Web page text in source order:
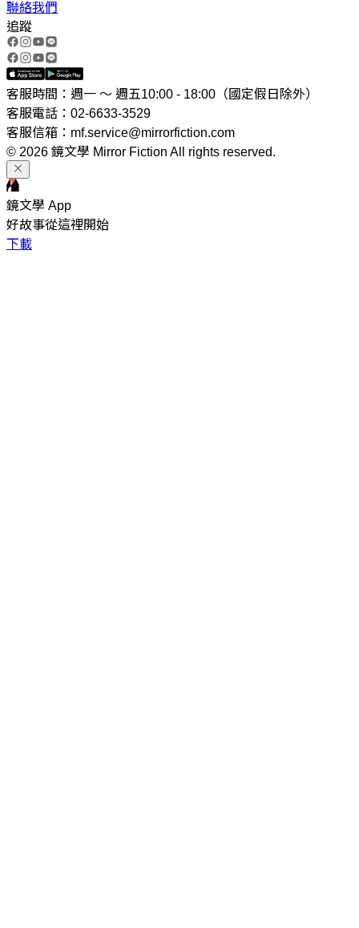
聯絡我們
追蹤
客服時間：週一 ～ 週五10:00 - 18:00（國定假日除外）
客服電話：02-6633-3529
客服信箱：mf.service@mirrorfiction.com
© 2026 鏡文學 Mirror Fiction All rights reserved.
鏡文學 App
好故事從這裡開始
下載